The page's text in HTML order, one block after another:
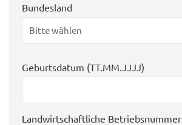
Bundesland
Bitte wählen
Geburtsdatum (TT.MM.JJJJ)
Landwirtschaftliche Betriebsnummer